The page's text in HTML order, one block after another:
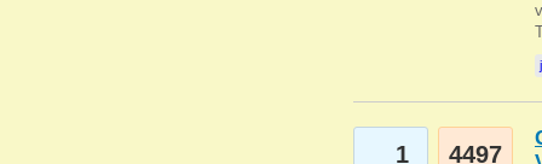
1 4497